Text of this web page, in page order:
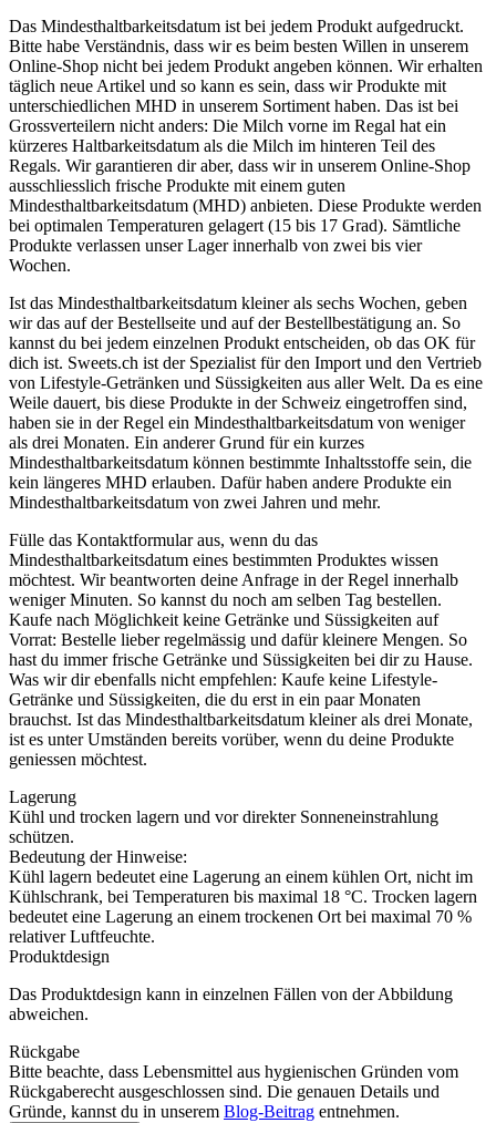
Das Mindesthaltbarkeitsdatum ist bei jedem Produkt aufgedruckt.
Bitte habe Verständnis, dass wir es beim besten Willen in unserem
Online-Shop nicht bei jedem Produkt angeben können. Wir erhalten
täglich neue Artikel und so kann es sein, dass wir Produkte mit
unterschiedlichen MHD in unserem Sortiment haben. Das ist bei
Grossverteilern nicht anders: Die Milch vorne im Regal hat ein
kürzeres Haltbarkeitsdatum als die Milch im hinteren Teil des
Regals. Wir garantieren dir aber, dass wir in unserem Online-Shop
ausschliesslich frische Produkte mit einem guten
Mindesthaltbarkeitsdatum (MHD) anbieten. Diese Produkte werden
bei optimalen Temperaturen gelagert (15 bis 17 Grad). Sämtliche
Produkte verlassen unser Lager innerhalb von zwei bis vier
Wochen.
Ist das Mindesthaltbarkeitsdatum kleiner als sechs Wochen, geben
wir das auf der Bestellseite und auf der Bestellbestätigung an. So
kannst du bei jedem einzelnen Produkt entscheiden, ob das OK für
dich ist. Sweets.ch ist der Spezialist für den Import und den Vertrieb
von Lifestyle-Getränken und Süssigkeiten aus aller Welt. Da es eine
Weile dauert, bis diese Produkte in der Schweiz eingetroffen sind,
haben sie in der Regel ein Mindesthaltbarkeitsdatum von weniger
als drei Monaten. Ein anderer Grund für ein kurzes
Mindesthaltbarkeitsdatum können bestimmte Inhaltsstoffe sein, die
kein längeres MHD erlauben. Dafür haben andere Produkte ein
Mindesthaltbarkeitsdatum von zwei Jahren und mehr.
Fülle das Kontaktformular aus, wenn du das
Mindesthaltbarkeitsdatum eines bestimmten Produktes wissen
möchtest. Wir beantworten deine Anfrage in der Regel innerhalb
weniger Minuten. So kannst du noch am selben Tag bestellen.
Kaufe nach Möglichkeit keine Getränke und Süssigkeiten auf
Vorrat: Bestelle lieber regelmässig und dafür kleinere Mengen. So
hast du immer frische Getränke und Süssigkeiten bei dir zu Hause.
Was wir dir ebenfalls nicht empfehlen: Kaufe keine Lifestyle-
Getränke und Süssigkeiten, die du erst in ein paar Monaten
brauchst. Ist das Mindesthaltbarkeitsdatum kleiner als drei Monate,
ist es unter Umständen bereits vorüber, wenn du deine Produkte
geniessen möchtest.
Lagerung
Kühl und trocken lagern und vor direkter Sonneneinstrahlung
schützen.
Bedeutung der Hinweise:
Kühl lagern bedeutet eine Lagerung an einem kühlen Ort, nicht im
Kühlschrank, bei Temperaturen bis maximal 18 °C. Trocken lagern
bedeutet eine Lagerung an einem trockenen Ort bei maximal 70 %
relativer Luftfeuchte.
Produktdesign
Das Produktdesign kann in einzelnen Fällen von der Abbildung
abweichen.
Rückgabe
Bitte beachte, dass Lebensmittel aus hygienischen Gründen vom
Rückgaberecht ausgeschlossen sind. Die genauen Details und
Gründe, kannst du in unserem Blog-Beitrag entnehmen.